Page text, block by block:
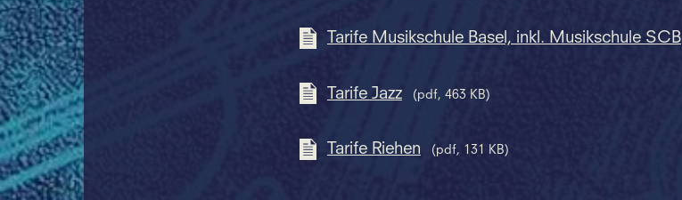
Tarife Musikschule Basel, inkl. Musikschule SCB
Tarife Jazz (pdf, 463 KB)
Tarife Riehen (pdf, 131 KB)